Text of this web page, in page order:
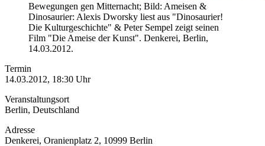
Bewegungen gen Mitternacht; Bild: Ameisen &
Dinosaurier: Alexis Dworsky liest aus "Dinosaurier!
Die Kulturgeschichte" & Peter Sempel zeigt seinen
Film "Die Ameise der Kunst". Denkerei, Berlin,
14.03.2012.
Termin
14.03.2012, 18:30 Uhr
Veranstaltungsort
Berlin, Deutschland
Adresse
Denkerei, Oranienplatz 2, 10999 Berlin